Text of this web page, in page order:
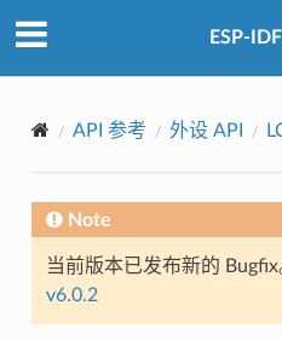
ESP-
API 参考 外设 API
Note
当前版本已发布新的
v6.0.2